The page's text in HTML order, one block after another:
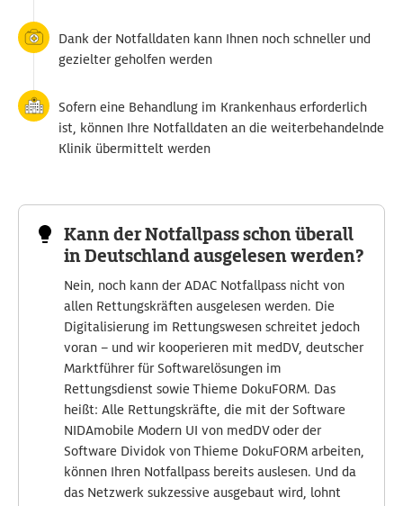
Dank der Notfalldaten kann Ihnen noch schneller und
gezielter geholfen werden
Sofern eine Behandlung im Krankenhaus erforderlich
ist, können Ihre Notfalldaten an die weiterbehandelnde
Klinik übermittelt werden
Kann der Notfallpass schon überall
in Deutschland ausgelesen werden?
Nein, noch kann der ADAC Notfallpass nicht von
allen Rettungskräften ausgelesen werden. Die
Digitalisierung im Rettungswesen schreitet jedoch
voran – und wir kooperieren mit medDV, deutscher
Marktführer für Softwarelösungen im
Rettungsdienst sowie Thieme DokuFORM. Das
heißt: Alle Rettungskräfte, die mit der Software
NIDAmobile Modern UI von medDV oder der
Software Dividok von Thieme DokuFORM arbeiten,
können Ihren Notfallpass bereits auslesen. Und da
das Netzwerk sukzessive ausgebaut wird, lohnt